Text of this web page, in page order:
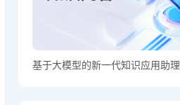
基于大模型的新一代知识应用助理